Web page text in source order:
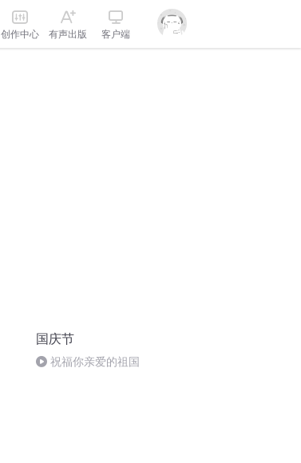
创作中心 有声出版 客户端
国庆节
祝福你亲爱的祖国